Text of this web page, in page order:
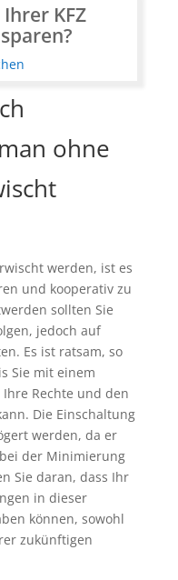
KFZ
ohne
werden, ist es
und kooperativ zu
sollten Sie
jedoch auf
Es ist ratsam, so
Sie mit einem
Rechte und den
Die Einschaltung
werden, da er
der Minimierung
Sie daran, dass Ihr
in dieser
können, sowohl
zukünftigen